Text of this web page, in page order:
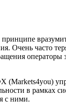
часто
в
с ними.